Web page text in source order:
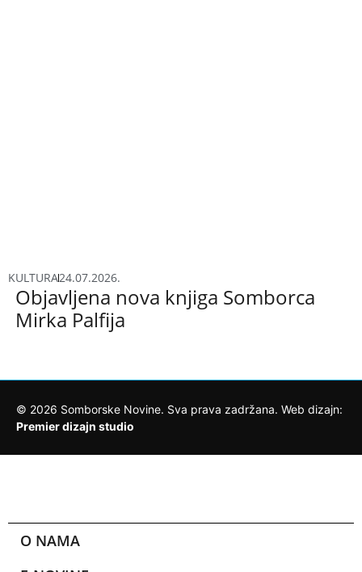
KULTURA24.07.2026.
Objavljena nova knjiga Somborca
Mirka Palfija
© 2026 Somborske Novine. Sva prava zadržana. Web dizajn:
Premier dizajn studio
O NAMA